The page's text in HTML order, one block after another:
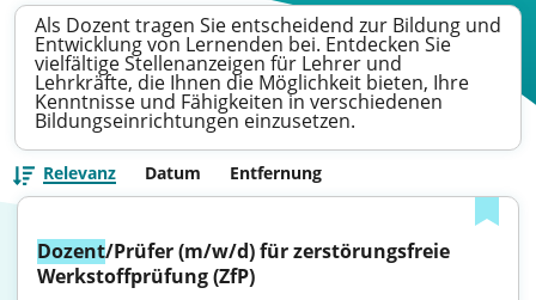
Als Dozent tragen Sie entscheidend zur Bildung und
Entwicklung von Lernenden bei. Entdecken Sie
vielfältige Stellenanzeigen für Lehrer und
Lehrkräfte, die Ihnen die Möglichkeit bieten, Ihre
Kenntnisse und Fähigkeiten in verschiedenen
Bildungseinrichtungen einzusetzen.
Relevanz Datum Entfernung
Dozent/Prüfer (m/w/d) für zerstörungsfreie
Werkstoffprüfung (ZfP)